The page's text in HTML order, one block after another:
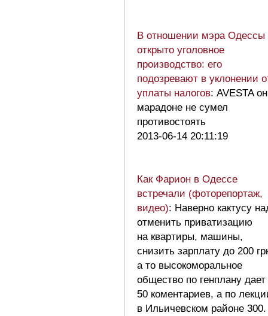
В отношении мэра Одессы
открыто уголовное
производство: его
подозревают в уклонении
уплаты налогов: AVESTA
марадоне не сумел
противостоять
2013-06-14 20:11:19
Как Фарион в Одессе
встречали (фоторепортаж,
видео): Наверно кактусу
отменить приватизацию
на квартиры, машины,
снизить зарплату до 200
а то высокоморальное
общество по генплану дает
50 коментариев, а по
в Ильичевском районе 300.